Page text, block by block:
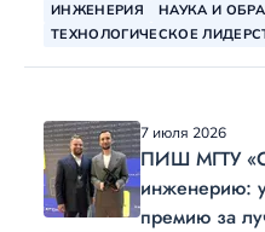
ИНЖЕНЕРИЯ НАУКА И
ТЕХНОЛОГИЧЕСКОЕ
7 июля 2026
ПИШ МГТУ
инженерию:
премию за